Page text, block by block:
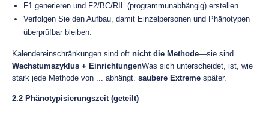
F1 generieren und F2/BC/RIL (programmunabhängig) erstellen
Verfolgen Sie den Aufbau, damit Einzelpersonen und Phänotypen
überprüfbar bleiben.
Kalendereinschränkungen sind oft nicht die Methode—sie sind
Wachstumszyklus + EinrichtungenWas sich unterscheidet, ist, wie
stark jede Methode von ... abhängt. saubere Extreme später.
2.2 Phänotypisierungszeit (geteilt)